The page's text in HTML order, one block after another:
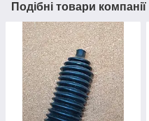
Подібні товари компанії